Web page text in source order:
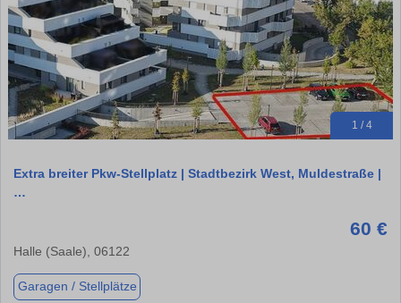
1 / 4
Extra breiter Pkw-Stellplatz | Stadtbezirk West, Muldestraße |
…
60 €
Halle (Saale), 06122
Garagen / Stellplätze